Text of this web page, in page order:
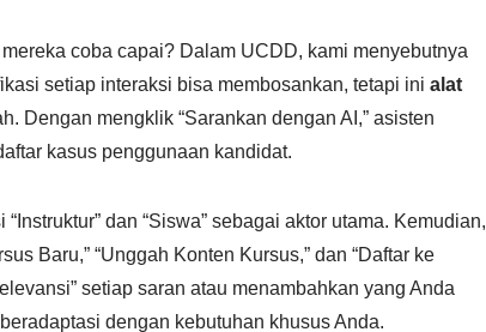
coba capai? Dalam UCDD, kami menyebutnya
setiap interaksi bisa membosankan, tetapi ini alat
Dengan mengklik “Sarankan dengan AI,” asisten
kasus penggunaan kandidat.
dan “Siswa” sebagai aktor utama. Kemudian,
Baru,” “Unggah Konten Kursus,” dan “Daftar ke
setiap saran atau menambahkan yang Anda
dengan kebutuhan khusus Anda.